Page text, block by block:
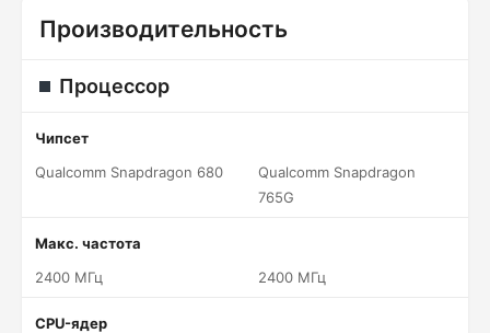
Производительность
Процессор
Чипсет
Qualcomm Snapdragon 680
Qualcomm Snapdragon
765G
Макс. частота
2400 МГц
2400 МГц
CPU-ядер